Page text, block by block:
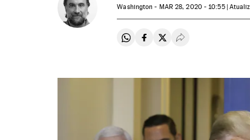
Washington - MAR28, 2020 - 10:55
Compartir en Whatsapp
Compartir en Facebook
Compartir en Twitter
Desplegar Redes